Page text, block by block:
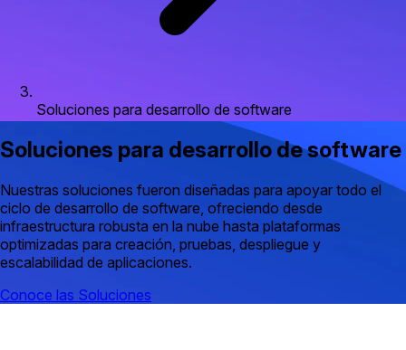
Soluciones para desarrollo de software
Soluciones para desarrollo de software
Nuestras soluciones fueron diseñadas para apoyar todo el
ciclo de desarrollo de software, ofreciendo desde
infraestructura robusta en la nube hasta plataformas
optimizadas para creación, pruebas, despliegue y
escalabilidad de aplicaciones.
Conoce las Soluciones